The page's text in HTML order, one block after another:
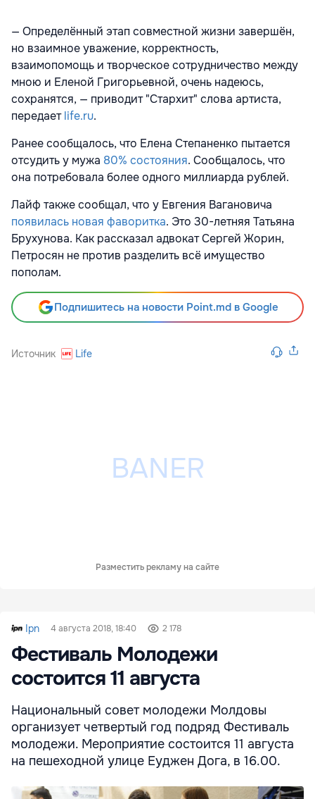
— Определённый этап совместной жизни завершён,
но взаимное уважение, корректность,
взаимопомощь и творческое сотрудничество между
мною и Еленой Григорьевной, очень надеюсь,
сохранятся, — приводит "Стархит" слова артиста,
передаетlife.ru.
Ранее сообщалось, что Елена Степаненко пытается
отсудитьу мужа 80% состояния. Сообщалось, что
она потребовала более одного миллиарда рублей.
Лайф также сообщал, что у Евгения Вагановича
появилась новая фаворитка. Это 30-летняя Татьяна
Брухунова. Как рассказал адвокат Сергей Жорин,
Петросян не против разделить всё имущество
пополам.
Подпишитесь на новости Point.md в Google
Источник Life
Разместить рекламу на сайте
Ipn 4 августа 2018, 18:40 2 178
Фестиваль Молодежи
состоится 11 августа
Национальный совет молодежи Молдовы
организует четвертый год подряд Фестиваль
молодежи. Мероприятие состоится 11 августа
на пешеходной улице Еуджен Дога, в 16.00.